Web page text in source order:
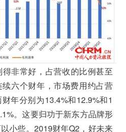
非常好，占营收的比例甚至
续六个财年，市场费用约占营
年分别为13.4%和12.9%和1
。这要归功于新东方品牌形
小些。2019财年Q2，好未来